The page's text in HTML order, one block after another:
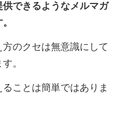
供できるようなメルマガ
のクセは無意識にして
。
ことは簡単ではありま